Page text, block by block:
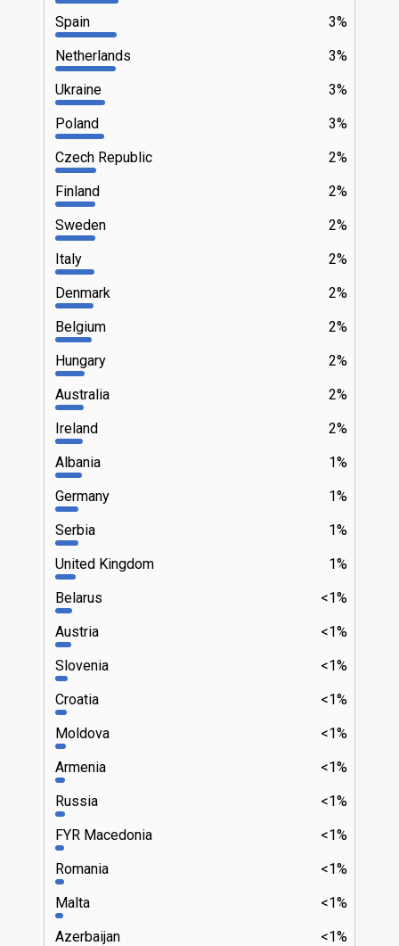
3%
Spain
3%
Netherlands
3%
Ukraine
3%
Poland
2%
Czech Republic
2%
Finland
2%
Sweden
2%
Italy
2%
Denmark
2%
Belgium
2%
Hungary
2%
Australia
2%
Ireland
1%
Albania
1%
Germany
1%
Serbia
1%
United Kingdom
<1%
Belarus
<1%
Austria
<1%
Slovenia
<1%
Croatia
<1%
Moldova
<1%
Armenia
<1%
Russia
<1%
FYR Macedonia
<1%
Romania
<1%
Malta
<1%
Azerbaijan